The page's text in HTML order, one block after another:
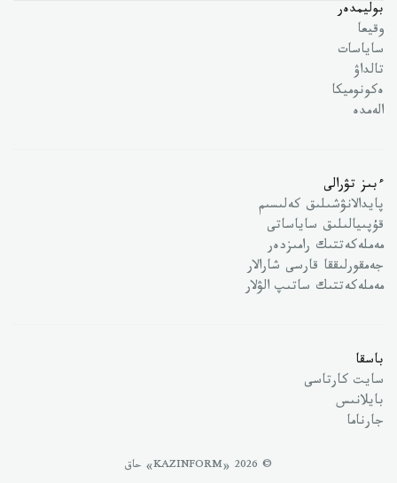
بوليمدەر
وقيعا
ساياسات
تالداۋ
ەكونوميكا
الەمدە
ءبىز تۋرالى
پايدالانۋشىلىق كەلىسىم
قۇپىيالىلىق ساياساتى
مەملەكەتتىك رامىزدەر
جەمقورلىققا قارسى شارالار
مەملەكەتتىك ساتىپ الۋلار
باسقا
سايت كارتاسى
بايلانىس
جارناما
© 2026 «KAZINFORM» حاق